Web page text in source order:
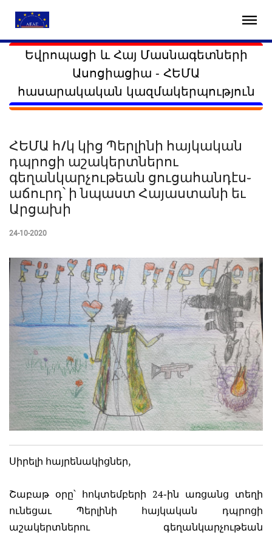
Եվրոպացի և Հայ Մասնագետների
Ասոցիացիա - ՀԵՄԱ
հասարակական կազմակերպություն
ՀԵՄԱ հ/կ կից Պերլինի հայկական
դպրոցի աշակերտներու
գեղանկարչութեան ցուցահանդէս֊
աճուրդ՝ ի նպաստ Հայաստանի եւ
Արցախի
24-10-2020
Սիրելի հայրենակիցներ,
Շաբաթ օրը՝ հոկտեմբերի 24֊ին առցանց տեղի
ունեցաւ Պերլինի հայկական դպրոցի
աշակերտներու գեղանկարչութեան